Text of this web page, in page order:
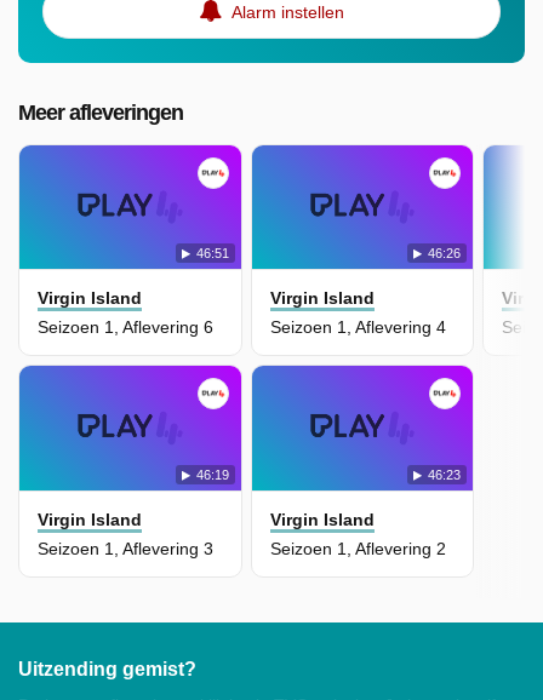
Alarm instellen
Meer afleveringen
46:51
Virgin Island
Seizoen 1, Aflevering 6
46:26
Virgin Island
Seizoen 1, Aflevering 4
46:19
Virgin Island
Seizoen 1, Aflevering 3
46:23
Virgin Island
Seizoen 1, Aflevering 2
Uitzending gemist?